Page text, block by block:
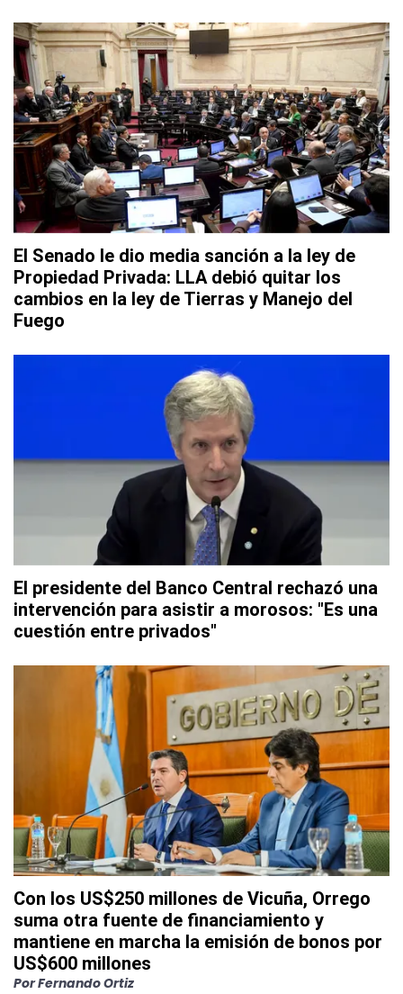
El Senado le dio media sanción a la ley de
Propiedad Privada: LLA debió quitar los
cambios en la ley de Tierras y Manejo del
Fuego
El presidente del Banco Central rechazó una
intervención para asistir a morosos: "Es una
cuestión entre privados"
Con los US$250 millones de Vicuña, Orrego
suma otra fuente de financiamiento y
mantiene en marcha la emisión de bonos por
US$600 millones
PorFernando Ortiz